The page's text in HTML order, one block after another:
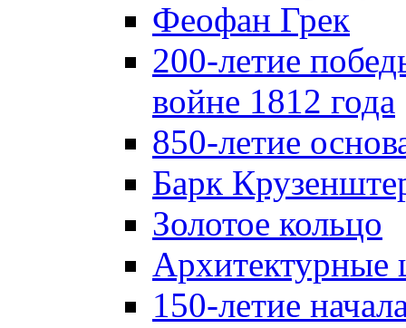
Феофан Грек
200-летие
войне 1812 года
850-летие
Барк
Золотое кольцо
Архитектурные
150-летие